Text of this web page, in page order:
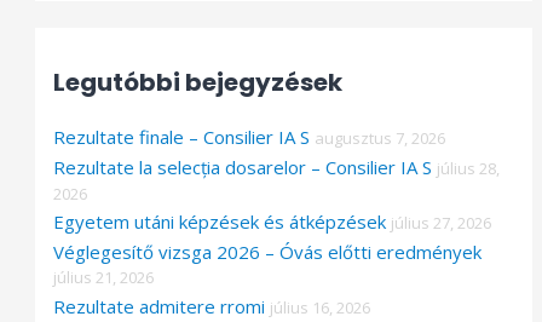
c
f
o
r
Legutóbbi bejegyzések
Rezultate finale – Consilier IA S augusztus 7, 2026
Rezultate la selecția dosarelor – Consilier IA S július 28,
2026
Egyetem utáni képzések és átképzések július 27, 2026
Véglegesítő vizsga 2026 – Óvás előtti eredmények
július 21, 2026
Rezultate admitere rromi július 16, 2026